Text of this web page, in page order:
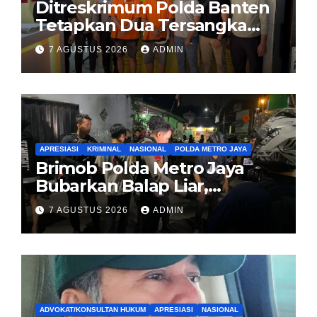
Ditreskrimum Polda Banten
Tetapkan Dua Tersangka
Kasus Aksi Anarkis dan
Penghasutan di Balaraja
7 AGUSTUS 2026 ADMIN
APRESIASI KRIMINAL NASIONAL POLDA METRO JAYA
Brimob Polda Metro Jaya
Bubarkan Balap Liar,
Sembilan Motor Diamankan
di Jakarta Timur
7 AGUSTUS 2026 ADMIN
ADVOKAT/KONSULTAN HUKUM APRESIASI NASIONAL